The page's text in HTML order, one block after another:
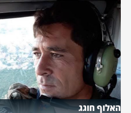
האלוף חוגג